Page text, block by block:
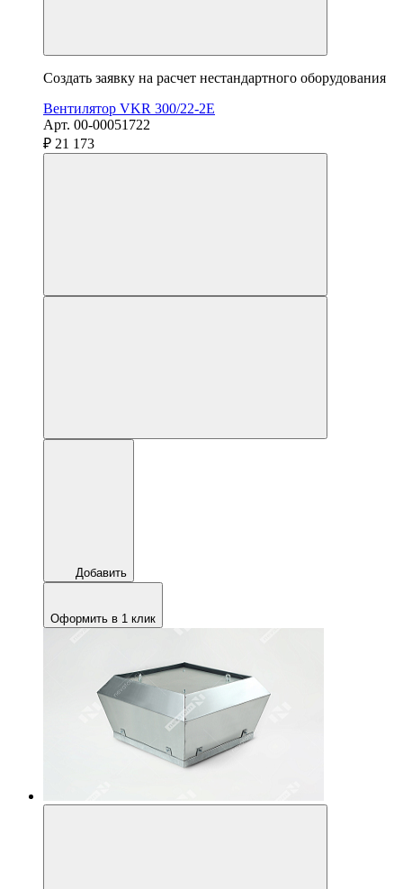
Создать заявку на расчет нестандартного оборудования
Вентилятор VKR 300/22-2E
Арт. 00-00051722
₽ 21 173
Добавить
Оформить в 1 клик